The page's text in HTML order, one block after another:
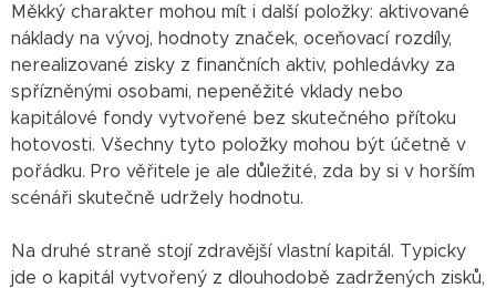
Měkký charakter mohou mít i další položky: aktivované
náklady na vývoj, hodnoty značek, oceňovací rozdíly,
nerealizované zisky z finančních aktiv, pohledávky za
spřízněnými osobami, nepeněžité vklady nebo
kapitálové fondy vytvořené bez skutečného přítoku
hotovosti. Všechny tyto položky mohou být účetně v
pořádku. Pro věřitele je ale důležité, zda by si v horším
scénáři skutečně udržely hodnotu.
Na druhé straně stojí zdravější vlastní kapitál. Typicky
jde o kapitál vytvořený z dlouhodobě zadržených zisků,